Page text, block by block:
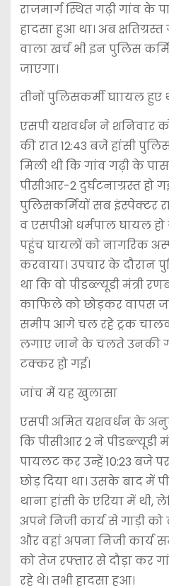
राजमार्ग स्थित गढ़ी गांव के
हादसा हुआ था। अब
वाला खर्च भी इन पुलिस
जाएगा।
तीनों पुलिसकर्मी घाायल हुए
एसपी यशवर्धन ने शनिवार
की रात 12:43 बजे हांसी
मिली थी कि गांव गढ़ी के
पीसीआर-2 दुर्घटनाग्रस्त
पुलिसकर्मियों सब इंस्पेक्टर
व एसपीओ धर्मपाल घायल
पहुंच घायलों को नागरिक
करवाया। उपचार के दौरान
था कि वो पीडब्ल्यूडी मंत्री
काफिले को छोड़कर वापस
समीप आगे चल रहे ट्रक
लगाए जाने के चलते उनकी
टक्कर हो गई।
जांच में यह खुलासा
एसपी अमित यशवर्धन के
कि पीसीआर 2 ने पीडब्ल्यूडी
पायलट कर उन्हें 10:23 बजे
छोड़ दिया था। उसके बाद में
थाना हांसी के एरिया में थी,
अपने निजी कार्य से गाड़ी
और वहां अपना निजी कार्य
को तेज रफ्तार से दौड़ा कर
रहे थे। तभी हादसा हुआ।